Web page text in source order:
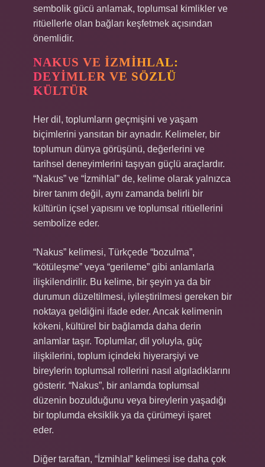
sembolik gücü anlamak, toplumsal kimlikler ve
ritüellerle olan bağları keşfetmek açısından
önemlidir.
NAKUS VE İZMIHLAL:
DEYIMLER VE SÖZLÜ
KÜLTÜR
Her dil, toplumların geçmişini ve yaşam
biçimlerini yansıtan bir aynadır. Kelimeler, bir
toplumun dünya görüşünü, değerlerini ve
tarihsel deneyimlerini taşıyan güçlü araçlardır.
“Nakus” ve “İzmihlal” de, kelime olarak yalnızca
birer tanım değil, aynı zamanda belirli bir
kültürün içsel yapısını ve toplumsal ritüellerini
sembolize eder.
“Nakus” kelimesi, Türkçede “bozulma”,
“kötüleşme” veya “gerileme” gibi anlamlarla
ilişkilendirilir. Bu kelime, bir şeyin ya da bir
durumun düzeltilmesi, iyileştirilmesi gereken bir
noktaya geldiğini ifade eder. Ancak kelimenin
kökeni, kültürel bir bağlamda daha derin
anlamlar taşır. Toplumlar, dil yoluyla, güç
ilişkilerini, toplum içindeki hiyerarşiyi ve
bireylerin toplumsal rollerini nasıl algıladıklarını
gösterir. “Nakus”, bir anlamda toplumsal
düzenin bozulduğunu veya bireylerin yaşadığı
bir toplumda eksiklik ya da çürümeyi işaret
eder.
Diğer taraftan, “İzmihlal” kelimesi ise daha çok